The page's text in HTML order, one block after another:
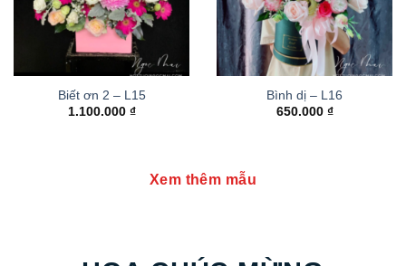
Biết ơn 2 – L15
1.100.000 ₫
Bình dị – L16
650.000 ₫
Xem thêm mẫu